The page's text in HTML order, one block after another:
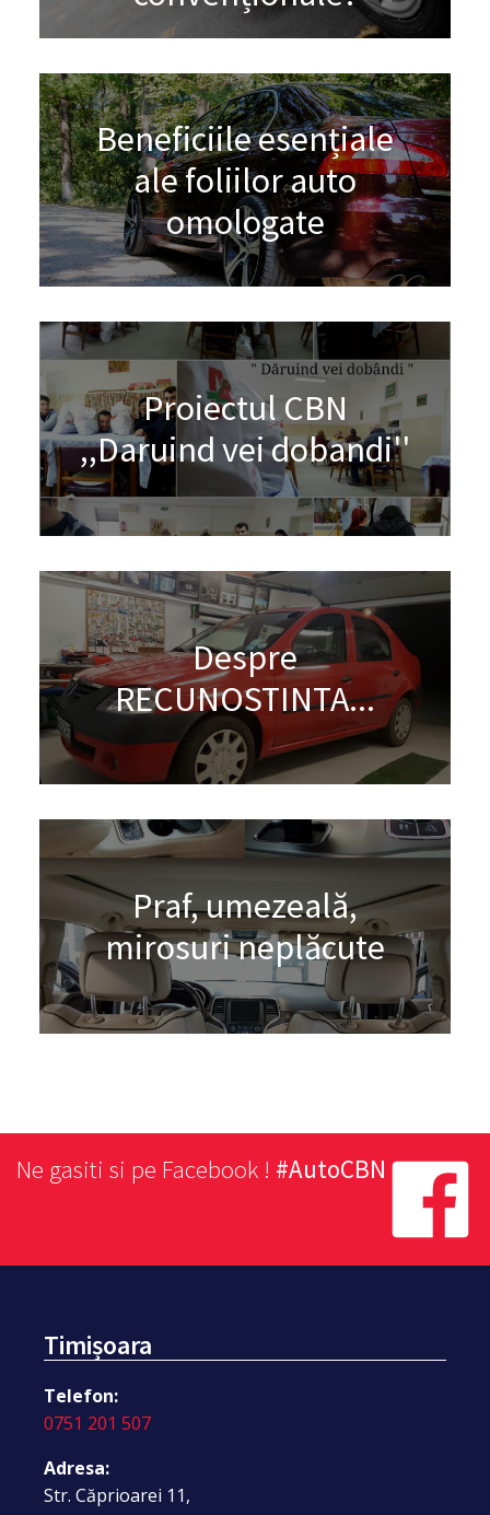
Beneficiile esențiale
ale foliilor auto
omologate
Proiectul CBN
,,Daruind vei dobandi''
Despre
RECUNOSTINTA...
Praf, umezeală,
mirosuri neplăcute
Ne gasiti si pe Facebook ! #AutoCBN
Timișoara
Telefon:
0751 201 507
Adresa:
Str. Căprioarei 11,